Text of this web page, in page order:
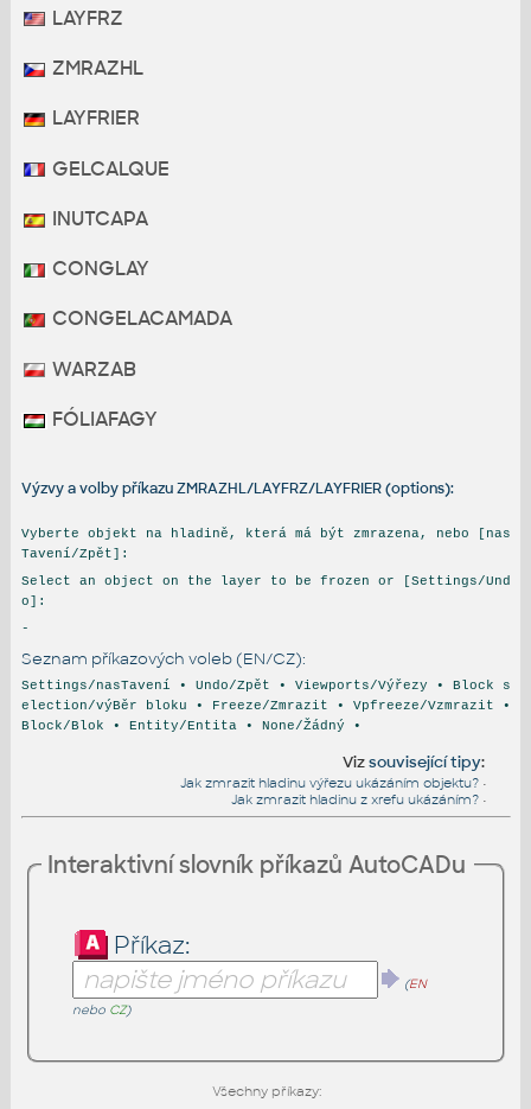
LAYFRZ
ZMRAZHL
LAYFRIER
GELCALQUE
INUTCAPA
CONGLAY
CONGELACAMADA
WARZAB
FÓLIAFAGY
Výzvy a volby příkazu ZMRAZHL/LAYFRZ/LAYFRIER (options):
Vyberte objekt na hladině, která má být zmrazena, nebo [nas
Tavení/Zpět]:
Select an object on the layer to be frozen or [Settings/Und
o]:
-
Seznam příkazových voleb (EN/CZ):
Settings/nasTavení • Undo/Zpět • Viewports/Výřezy • Block s
election/výBěr bloku • Freeze/Zmrazit • Vpfreeze/Vzmrazit •
Block/Blok • Entity/Entita • None/Žádný •
Vizsouvisející tipy:
Jak zmrazit hladinu výřezu ukázáním objektu? •
Jak zmrazit hladinu z xrefu ukázáním? •
Interaktivní slovník příkazů AutoCADu
Příkaz:
(EN
nebo CZ)
Všechny příkazy: